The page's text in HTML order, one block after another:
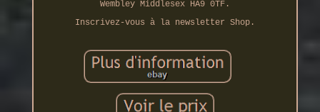
Wembley Middlesex HA9 0TF.
Inscrivez-vous à la newsletter Shop.